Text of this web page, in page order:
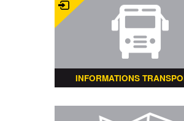
INFORMATIONS